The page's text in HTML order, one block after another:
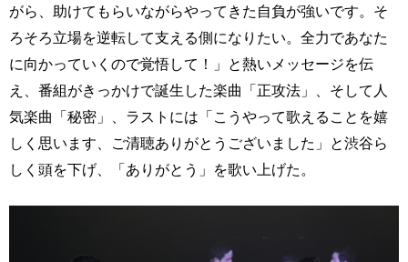
がら、助けてもらいながらやってきた自負が強いです。そ
ろそろ立場を逆転して支える側になりたい。全力であなた
に向かっていくので覚悟して！」と熱いメッセージを伝
え、番組がきっかけで誕生した楽曲「正攻法」、そして人
気楽曲「秘密」、ラストには「こうやって歌えることを嬉
しく思います、ご清聴ありがとうございました」と渋谷ら
しく頭を下げ、「ありがとう」を歌い上げた。